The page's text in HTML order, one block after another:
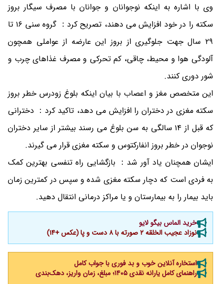
وی با اشاره به اینکه نوجوانان و جوانان با مصرف سیگار بروز
سکته را در خود افزایش می دهند، تصریح کرد： گروه سنی 16 تا
29 سال جهت جلوگیری از بروز این عارضه از عواملی همچون
آلودگی هوا و محیط، چاقی، کم تحرکی و مصرف غذاهای چرب و
شور دوری کنند.
این متخصص مغز و اعصاب با بیان اینکه بلوغ زودرس خطر بروز
سکته مغزی در دختران را افزایش می دهد، تاکید کرد： دخترانی
که قبل از 14 سالگی به سن بلوغ می رسند بیشتر از سایر دختران
نوجوان در خطر بروز انفارکتوس و سکته مغزی قرار می گیرند.
ایشان همچنان یاد آور شد： بازگشایی راه تنفسی بهترین کمک
به فردی است که دچار سکته مغزی شده و سپس در کمترین زمان
باید بیمار را به بیمارستان و یا مراکز درمانی انتقال دهید.
خرید الماس بیگو لایو
نوزاد عجیب الخلقه 2 صورته با 8 دست و پا (عکس +14)
استخاره آنلاین خوب و بد فوری با جواب کامل
راهنمای کامل یارانه نقدی ۱۴۰۵؛ مبلغ، زمان واریز، دهک‌بندی